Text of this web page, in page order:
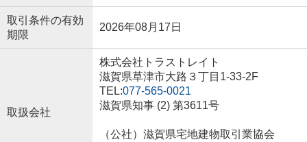
取引条件の有効
期限
2026年08月17日
取扱会社
株式会社トラストレイト
滋賀県草津市大路３丁目1-33-2F
TEL:077-565-0021
滋賀県知事 (2) 第3611号
（公社）滋賀県宅地建物取引業協会